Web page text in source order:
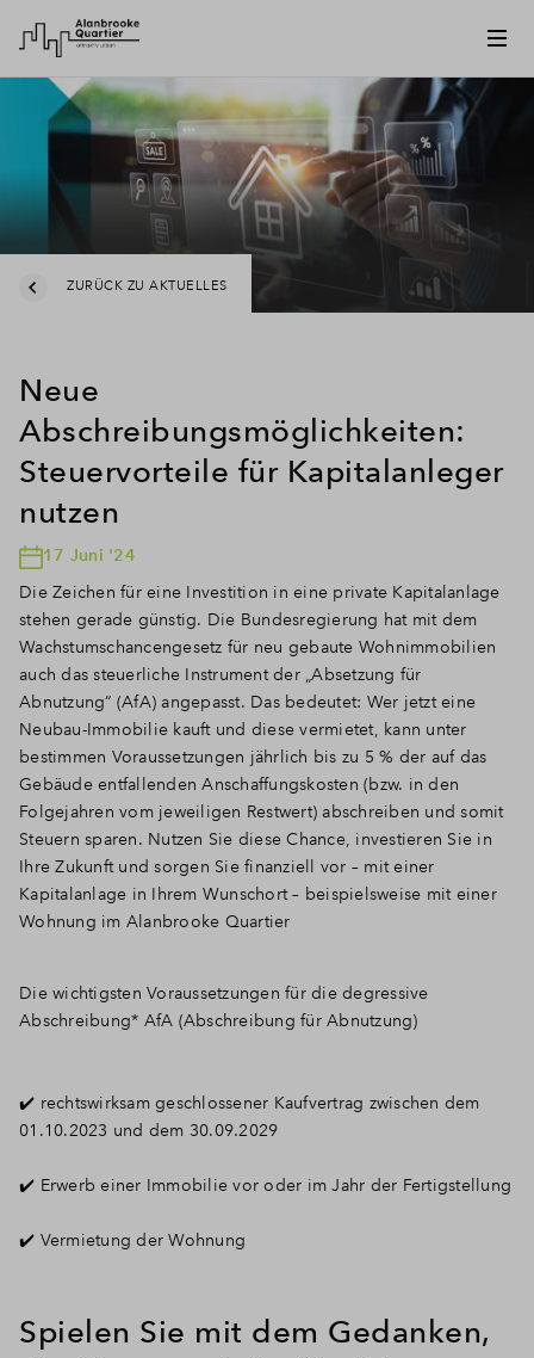
ZURÜCK ZU AKTUELLES
Neue
Abschreibungsmöglichkeiten:
Steuervorteile für Kapitalanleger
nutzen
17 Juni '24
Die Zeichen für eine Investition in eine private Kapitalanlage
stehen gerade günstig. Die Bundesregierung hat mit dem
Wachstumschancengesetz für neu gebaute Wohnimmobilien
auch das steuerliche Instrument der „Absetzung für
Abnutzung“ (AfA) angepasst. Das bedeutet: Wer jetzt eine
Neubau-Immobilie kauft und diese vermietet, kann unter
bestimmen Voraussetzungen jährlich bis zu 5 % der auf das
Gebäude entfallenden Anschaffungskosten (bzw. in den
Folgejahren vom jeweiligen Restwert) abschreiben und somit
Steuern sparen. Nutzen Sie diese Chance, investieren Sie in
Ihre Zukunft und sorgen Sie finanziell vor – mit einer
Kapitalanlage in Ihrem Wunschort – beispielsweise mit einer
Wohnung im Alanbrooke Quartier
Die wichtigsten Voraussetzungen für die degressive
Abschreibung* AfA (Abschreibung für Abnutzung)
✔️ rechtswirksam geschlossener Kaufvertrag zwischen dem
01.10.2023 und dem 30.09.2029
✔️ Erwerb einer Immobilie vor oder im Jahr der Fertigstellung
✔️ Vermietung der Wohnung
Spielen Sie mit dem Gedanken,